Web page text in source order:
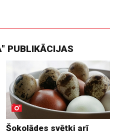
PUBLIKĀCIJAS
Šokolādes svētki arī